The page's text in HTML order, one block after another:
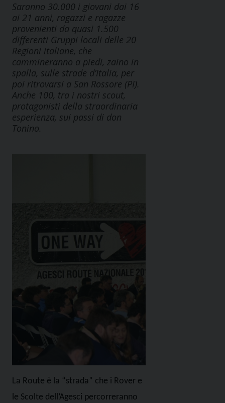
Saranno 30.000 i giovani dai 16
ai 21 anni, ragazzi e ragazze
provenienti da quasi 1.500
differenti Gruppi locali delle 20
Regioni italiane, che
cammineranno a piedi, zaino in
spalla, sulle strade d’Italia, per
poi ritrovarsi a San Rossore (PI).
Anche 100, tra i nostri scout,
protagonisti della straordinaria
esperienza, sui passi di don
Tonino.
La Route è la “strada” che i Rover e
le Scolte dell’Agesci percorreranno